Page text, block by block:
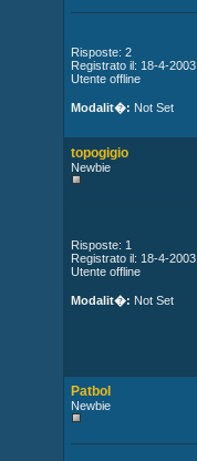
Risposte: 2
Registrato il: 18-4-2003
Utente offline
Modalit�: Not Set
topogigio
Newbie
Risposte: 1
Registrato il: 18-4-2003
Utente offline
Modalit�: Not Set
Patbol
Newbie